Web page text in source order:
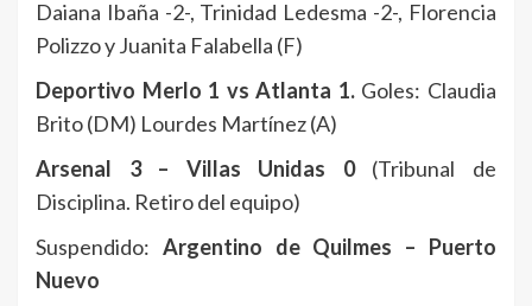
Daiana Ibaña -2-, Trinidad Ledesma -2-, Florencia
Polizzo y Juanita Falabella (F)
Deportivo Merlo 1 vs Atlanta 1.Goles: Claudia
Brito (DM) Lourdes Martínez (A)
Arsenal 3 – Villas Unidas 0(Tribunal de
Disciplina. Retiro del equipo)
Suspendido: Argentino de Quilmes – Puerto
Nuevo